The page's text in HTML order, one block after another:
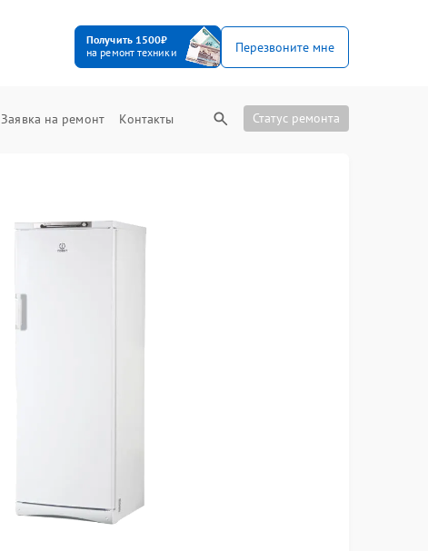
Получить 1500₽
на ремонт техники
Перезвоните мне
Заявка на ремонт Контакты Статус ремонта